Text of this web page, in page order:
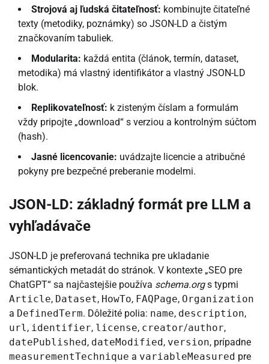
Strojová aj ľudská čitateľnosť: kombinujte čitateľné
texty (metodiky, poznámky) so JSON-LD a čistým
značkovaním tabuliek.
Modularita: každá entita (článok, termín, dataset,
metodika) má vlastný identifikátor a vlastný JSON-LD
blok.
Replikovateľnosť: k zisteným číslam a formulám
vždy pripojte „download“ s verziou a kontrolným súčtom
(hash).
Jasné licencovanie: uvádzajte licencie a atribučné
pokyny pre bezpečné preberanie modelmi.
JSON-LD: základný formát pre LLM a
vyhľadávače
JSON-LD je preferovaná technika pre ukladanie
sémantických metadát do stránok. V kontexte „SEO pre
ChatGPT“ sa najčastejšie používa schema.orgs typmi
Article, Dataset, HowTo, FAQPage, Organization
a DefinedTerm. Dôležité polia: name, description,
url, identifier, license, creator/author,
datePublished, dateModified, version, prípadne
measurementTechnique a variableMeasured pre